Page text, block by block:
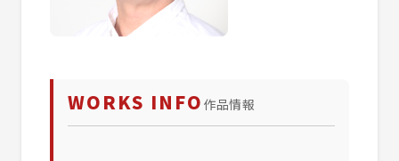
WORKS INFO 作品情報